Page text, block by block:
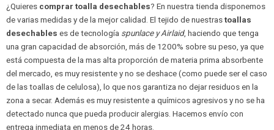
¿Quieres comprar toalla desechables? En nuestra tienda disponemos
de varias medidas y de la mejor calidad. El tejido de nuestrastoallas
desechables es de tecnología spunlace y Airlaid, haciendo que tenga
una gran capacidad de absorción, más de 1200% sobre su peso, ya que
está compuesta de la mas alta proporción de materia prima absorbente
del mercado, es muy resistente y no se deshace (como puede ser el caso
de las toallas de celulosa), lo que nos garantiza no dejar residuos en la
zona a secar. Además es muy resistente a químicos agresivos y no se ha
detectado nunca que pueda producir alergias. Hacemos envío con
entrega inmediata en menos de 24 horas.